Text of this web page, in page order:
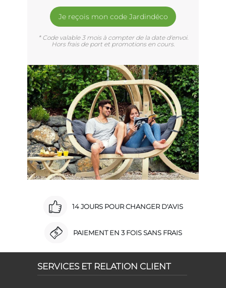
Je reçois mon code Jardindéco
* Code valable 3 mois à compter de la date d'envoi.
Hors frais de port et promotions en cours.
14 JOURS POUR CHANGER D'AVIS
PAIEMENT EN 3 FOIS SANS FRAIS
SERVICES ET RELATION CLIENT